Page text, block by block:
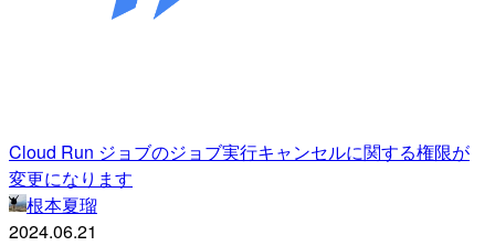
Cloud Run ジョブのジョブ実行キャンセルに関する権限が
変更になります
根本夏瑠
2024.06.21